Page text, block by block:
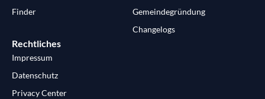
Finder
Gemeindegründung
Changelogs
Rechtliches
Impressum
Datenschutz
Privacy Center